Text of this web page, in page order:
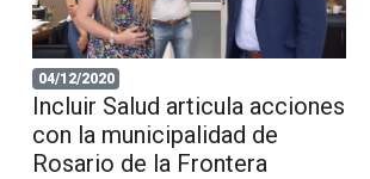
04/12/2020
Incluir Salud articula acciones
con la municipalidad de
Rosario de la Frontera